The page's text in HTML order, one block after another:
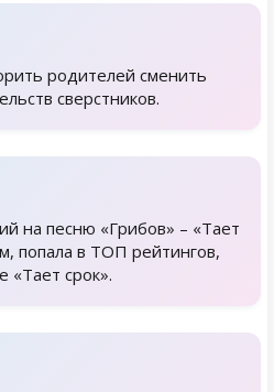
родителей сменить
сверстников.
на песню «Грибов» – «Тает
попала в ТОП рейтингов,
«Тает срок».